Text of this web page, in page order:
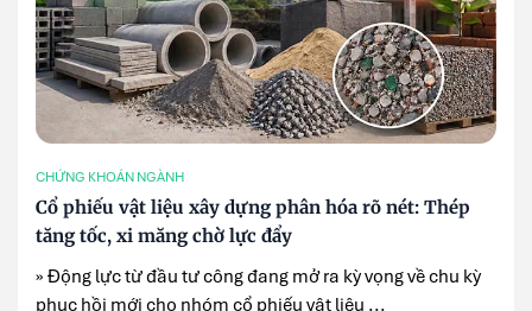
CHỨNG KHOÁN NGÀNH
Cổ phiếu vật liệu xây dựng phân hóa rõ nét: Thép
tăng tốc, xi măng chờ lực đẩy
» Động lực từ đầu tư công đang mở ra kỳ vọng về chu kỳ
phục hồi mới cho nhóm cổ phiếu vật liệu ...